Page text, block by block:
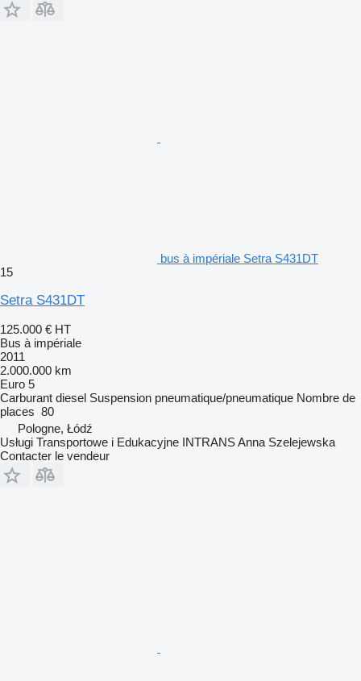
bus à impériale Setra S431DT
15
Setra S431DT
125.000 € HT
Bus à impériale
2011
2.000.000 km
Euro 5
Carburant diesel Suspension pneumatique/pneumatique Nombre de
places 80
Pologne, Łódź
Usługi Transportowe i Edukacyjne INTRANS Anna Szelejewska
Contacter le vendeur